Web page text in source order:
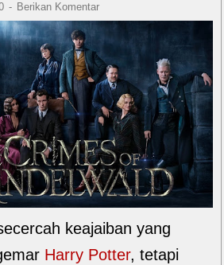
Berikan Komentar
keajaiban yang
Harry Potter, tetapi